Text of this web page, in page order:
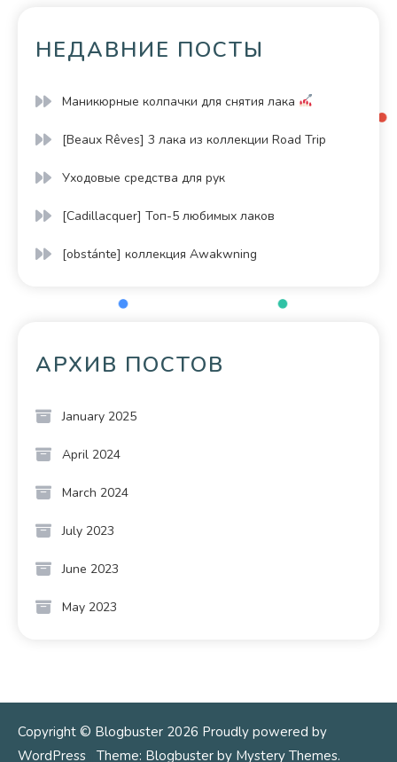
НЕДАВНИЕ ПОСТЫ
Маникюрные колпачки для снятия лака
[Beaux Rêves] 3 лака из коллекции Road Trip
Уходовые средства для рук
[Cadillacquer] Топ-5 любимых лаков
[obstánte] коллекция Awakwning
АРХИВ ПОСТОВ
January 2025
April 2024
March 2024
July 2023
June 2023
May 2023
Copyright © Blogbuster 2026 Proudly powered by
WordPress Theme: Blogbuster by Mystery Themes.